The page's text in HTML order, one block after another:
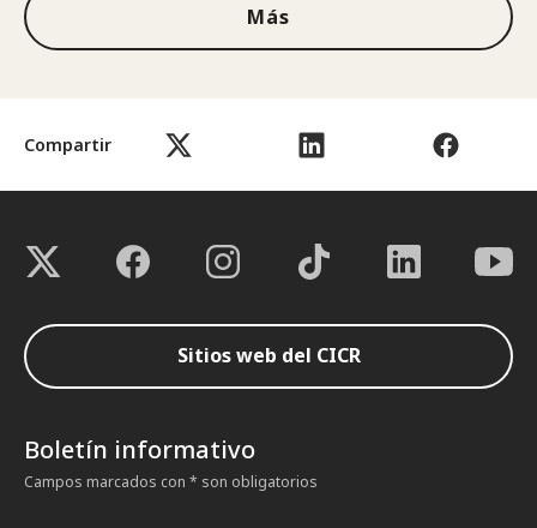
Compartir
Más
Sitios web del CICR
Boletín informativo
Campos marcados con * son obligatorios